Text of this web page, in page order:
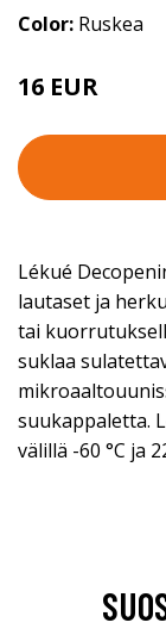
Color: Ruskea
16 EUR
Lékué
lautaset ja
tai
suklaa
suukappaletta.
välillä -60 °C ja